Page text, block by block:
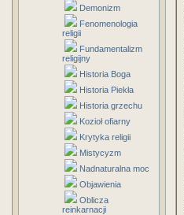
Demonizm
Fenomenologia
religii
Fundamentalizm
religijny
Historia Boga
Historia Piekła
Historia grzechu
Kozioł ofiarny
Krytyka religii
Mistycyzm
Nadnaturalna moc
Objawienia
Oblicza
reinkarnacji